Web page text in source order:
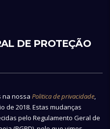
DE PROTEÇÃO
na nossa Politica de privacidade,
de 2018. Estas mudanças
pelo Regulamento Geral de